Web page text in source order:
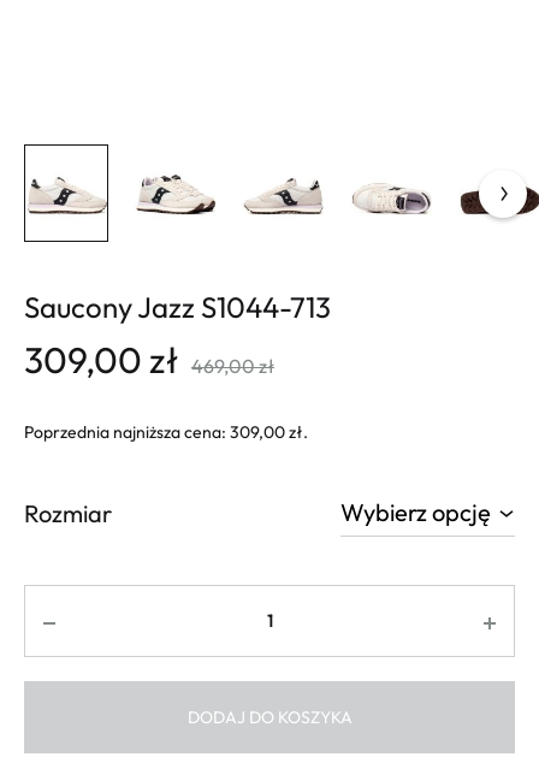
Saucony Jazz S1044-713
309,00zł 469,00zł
Poprzednia najniższa cena: 309,00zł.
Rozmiar
DODAJ DO KOSZYKA